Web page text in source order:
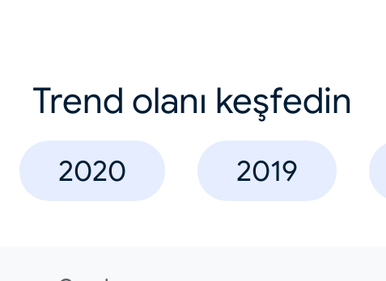
Trend olanı keşfedin
2020 2019